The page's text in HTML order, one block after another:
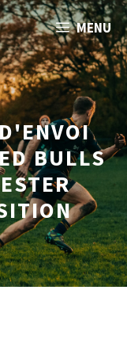
MENU
BULLS